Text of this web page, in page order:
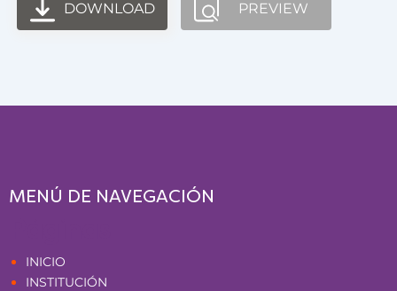
DOWNLOAD PREVIEW
MENÚ DE NAVEGACIÓN
INICIO
INSTITUCIÓN